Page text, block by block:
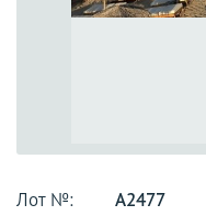
Лот №:
А2477